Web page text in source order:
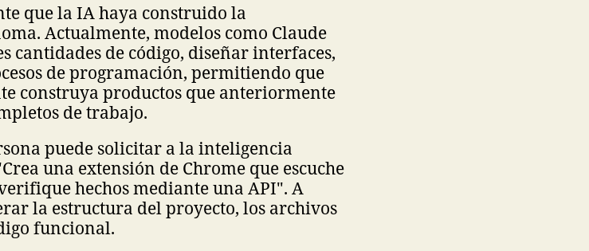
que la IA haya construido la
Actualmente, modelos como Claude
cantidades de código, diseñar interfaces,
de programación, permitiendo que
construya productos que anteriormente
de trabajo.
puede solicitar a la inteligencia
una extensión de Chrome que escuche
hechos mediante una API". A
la estructura del proyecto, los archivos
funcional.